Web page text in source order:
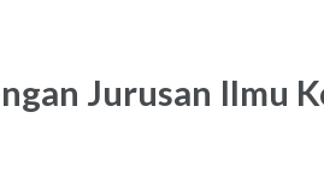
Jurusan Ilmu